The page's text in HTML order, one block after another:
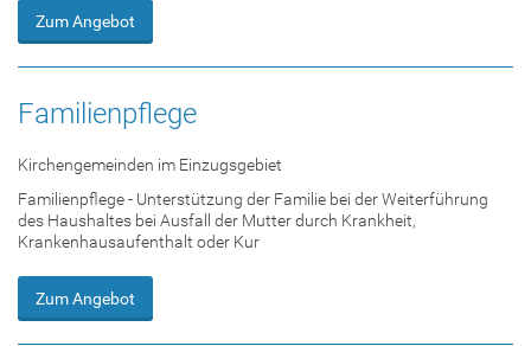
Zum Angebot
Familienpflege
Kirchengemeinden im Einzugsgebiet
Familienpflege - Unterstützung der Familie bei der Weiterführung
des Haushaltes bei Ausfall der Mutter durch Krankheit,
Krankenhausaufenthalt oder Kur
Zum Angebot